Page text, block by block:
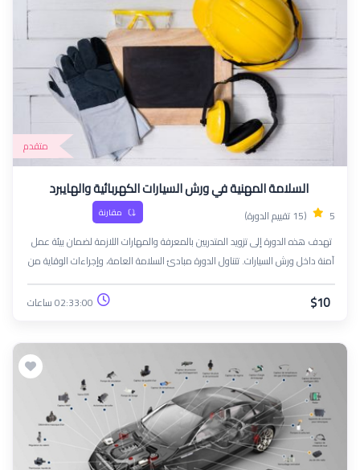
متقدم
السلامة المهنية في ورش السيارات الكهربائية والهايبرد
5 (15 تقييم الدورة) مقارنة
تهدف هذه الدورة إلى تزويد المتدربين بالمعرفة والمهارات اللازمة لضمان بيئة عمل
آمنة داخل ورش السيارات. تتناول الدورة مبادئ السلامة العامة، وإجراءات الوقاية من
المخاطر الشائعة مثل الحريق، والصدمات الكهربائية، والتعامل مع المواد الكيميائية
والزيوت. كما تغطي أفضل الممارسات لاستخدام الأدوات والمعدات بشكل آمن،
من الحوادث.
$10 02:33:00 ساعات